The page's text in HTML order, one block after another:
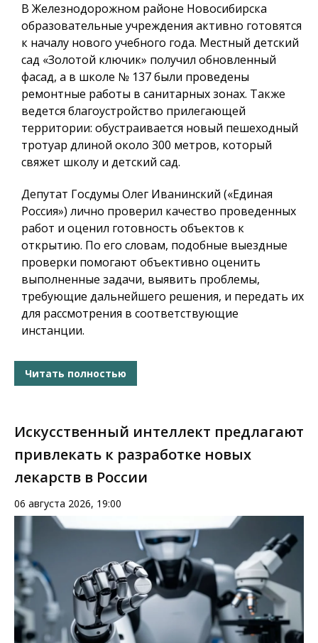
В Железнодорожном районе Новосибирска
образовательные учреждения активно готовятся
к началу нового учебного года. Местный детский
сад «Золотой ключик» получил обновленный
фасад, а в школе № 137 были проведены
ремонтные работы в санитарных зонах. Также
ведется благоустройство прилегающей
территории: обустраивается новый пешеходный
тротуар длиной около 300 метров, который
свяжет школу и детский сад.
Депутат Госдумы Олег Иванинский («Единая
Россия») лично проверил качество проведенных
работ и оценил готовность объектов к
открытию. По его словам, подобные выездные
проверки помогают объективно оценить
выполненные задачи, выявить проблемы,
требующие дальнейшего решения, и передать их
для рассмотрения в соответствующие
инстанции.
Читать полностью
Искусственный интеллект предлагают
привлекать к разработке новых
лекарств в России
06 августа 2026, 19:00